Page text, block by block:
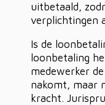
uitbetaald,
verplichtingen
Is de
loonbetaling
medewerker
nakomt, maar
kracht.